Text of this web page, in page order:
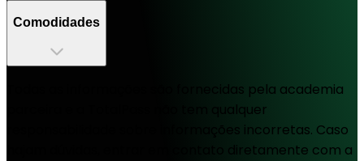
Comodidades
Todas as informações são fornecidas pela academia
parceira e a TotalPass não tem qualquer
responsabilidade sobre informações incorretas. Caso
hajam dúvidas, entrar em contato diretamente com a